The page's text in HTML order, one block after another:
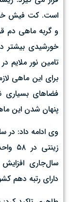
است. کت فیش
و گربه ماهی دم
خورشیدی بیشتر
تامین نور ملایم
برای این ماهی
فضاهای بسیاری
پنهان شدن این
سال‌جاری
دارای رتبه دهم